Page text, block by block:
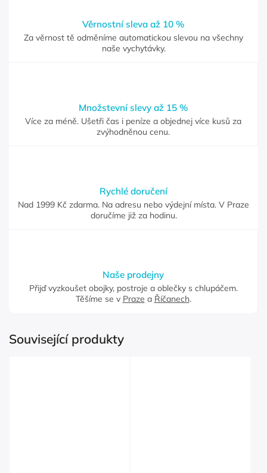
Věrnostní sleva až 10 %
Za věrnost tě odměníme automatickou slevou na všechny
naše vychytávky.
Množstevní slevy až 15 %
Více za méně. Ušetři čas i peníze a objednej více kusů za
zvýhodněnou cenu.
Rychlé doručení
Nad 1999 Kč zdarma. Na adresu nebo výdejní místa. V Praze
doručíme již za hodinu.
Naše prodejny
Přijď vyzkoušet obojky, postroje a oblečky s chlupáčem.
Těšíme se v Praze a Říčanech.
Související produkty